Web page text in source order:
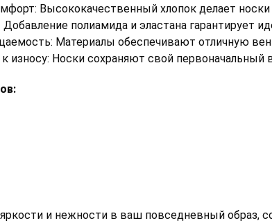
Высококачественный хлопок делает
Добавление полиамида и эластана гарантирует
Материалы обеспечивают отличную
износу: Носки сохраняют свой
и нежности в ваш повседневный образ,